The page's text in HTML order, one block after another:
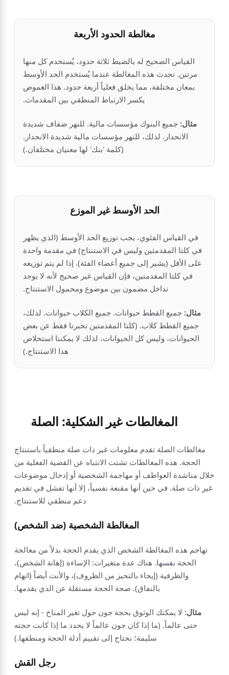
مغالطة الحدود الأربعة
القياس الصحيح له بالضبط ثلاثة حدود، يُستخدم كل منها
مرتين. تحدث هذه المغالطة عندما يُستخدم الحد الأوسط
بمعان مختلفة، مما يخلق فعلياً أربعة حدود. هذا الغموض
يكسر الارتباط المنطقي بين المقدمات.
مثال: جميع البنوك مؤسسات مالية. للنهر ضفاف شديدة
الانحدار. لذلك، للنهر مؤسسات مالية شديدة الانحدار.
(كلمة 'بنك' لها معنيان مختلفان.)
الحد الأوسط غير الموزع
في القياس الفئوي، يجب توزيع الحد الأوسط (الذي يظهر
في كلتا المقدمتين وليس في الاستنتاج) في مقدمة واحدة
على الأقل (يشير إلى جميع أعضاء الفئة). إذا لم يتم توزيعه
في كلتا المقدمتين، فإن القياس غير صحيح لأنه لا يوجد
تداخل مضمون بين موضوع ومحمول الاستنتاج.
مثال: جميع القطط حيوانات. جميع الكلاب حيوانات. لذلك،
جميع القطط كلاب. (كلتا المقدمتين تخبرنا فقط عن بعض
الحيوانات، وليس كل الحيوانات، لذلك لا يمكننا استخلاص
هذا الاستنتاج.)
المغالطات غير الشكلية: الصلة
مغالطات الصلة تقدم معلومات غير ذات صلة منطقياً باستنتاج
الحجة. هذه المغالطات تشتت الانتباه عن القضية الفعلية من
خلال مناشدة العواطف أو مهاجمة الشخصية أو إدخال موضوعات
غير ذات صلة. في حين أنها مقنعة نفسياً، إلا أنها تفشل في تقديم
دعم منطقي للاستنتاج.
المغالطة الشخصية (ضد الشخص)
تهاجم هذه المغالطة الشخص الذي يقدم الحجة بدلاً من معالجة
الحجة نفسها. هناك عدة متغيرات: الإساءة (إهانة الشخص)،
والظرفية (إيحاء بالتحيز من الظروف)، والأنت أيضاً (اتهام
بالنفاق). صحة الحجة مستقلة عن الذي يقدمها.
مثال: لا يمكنك الوثوق بحجة جون حول تغير المناخ - إنه ليس
حتى عالماً. (ما إذا كان جون عالماً لا يحدد ما إذا كانت حجته
سليمة؛ نحتاج إلى تقييم أدلة الحجة ومنطقها.)
رجل القش